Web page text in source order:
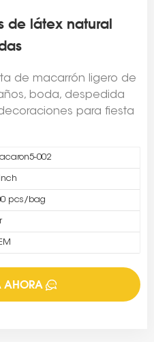
de látex natural
de macarrón ligero de
boda, despedida
para fiesta
002
pcs/bag
AHORA